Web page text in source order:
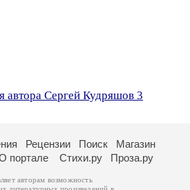
автора Сергей Кудряшов 3
Рецензии Поиск
Магазин
портале Стихи.ру Проза.ру
авторам возможность